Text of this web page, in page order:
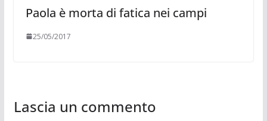
Paola è morta di fatica nei campi
25/05/2017
Lascia un commento